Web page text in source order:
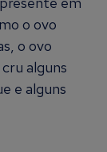
o ovo
o ovo
alguns
e alguns